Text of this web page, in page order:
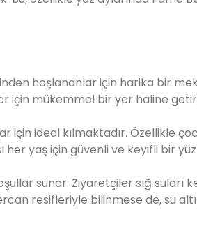
hoşlananlar için harika bir
için mükemmel bir yer haline
için ideal kılmaktadır. Özellikle
her yaş için güvenli ve keyifli bir
sunar. Ziyaretçiler sığ suları
resifleriyle bilinmese de, su